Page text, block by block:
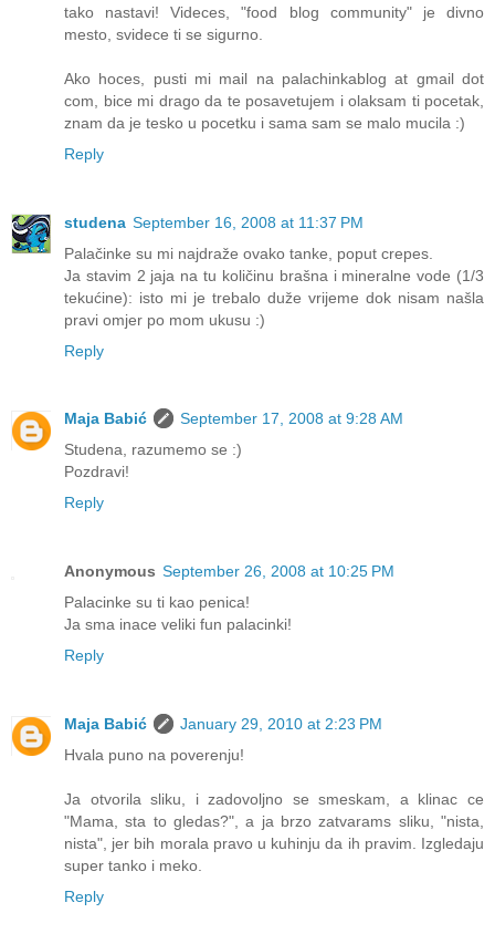
tako nastavi! Videces, "food blog community" je divno
mesto, svidece ti se sigurno.
Ako hoces, pusti mi mail na palachinkablog at gmail dot
com, bice mi drago da te posavetujem i olaksam ti pocetak,
znam da je tesko u pocetku i sama sam se malo mucila :)
Reply
studena September 16, 2008 at 11:37 PM
Palačinke su mi najdraže ovako tanke, poput crepes.
Ja stavim 2 jaja na tu količinu brašna i mineralne vode (1/3
tekućine): isto mi je trebalo duže vrijeme dok nisam našla
pravi omjer po mom ukusu :)
Reply
Maja Babić
September 17, 2008 at 9:28 AM
Studena, razumemo se :)
Pozdravi!
Reply
Anonymous September 26, 2008 at 10:25 PM
Palacinke su ti kao penica!
Ja sma inace veliki fun palacinki!
Reply
Maja Babić
January 29, 2010 at 2:23 PM
Hvala puno na poverenju!
Ja otvorila sliku, i zadovoljno se smeskam, a klinac ce
"Mama, sta to gledas?", a ja brzo zatvarams sliku, "nista,
nista", jer bih morala pravo u kuhinju da ih pravim. Izgledaju
super tanko i meko.
Reply